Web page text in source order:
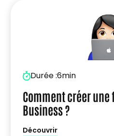
Durée :6min
Comment créer une
Business ?
Découvrir